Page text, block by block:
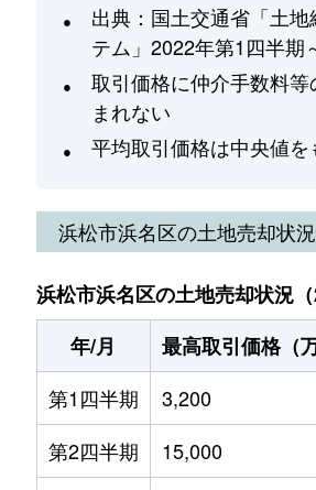
出典：国土交通省「土地
テム」2022年第1四半期
取引価格に仲介手数料
まれない
平均取引価格は中央値を
浜松市浜名区の土地売却状
浜松市浜名区の土地売却状況（
年/月
最高取引価格（
第1四半期
3,200
第2四半期
15,000